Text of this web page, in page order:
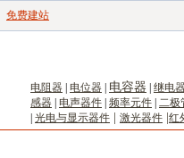
免费建站
电阻器 电位器 电容器
继电
感器
电声器件 频率元件 二极
光电与显示器件 激光器件 红